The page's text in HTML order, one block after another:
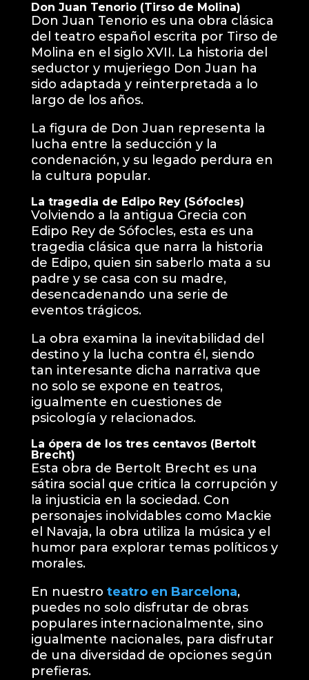
Don Juan Tenorio (Tirso de Molina)
Don Juan Tenorio es una obra clásica
del teatro español escrita por Tirso de
Molina en el siglo XVII. La historia del
seductor y mujeriego Don Juan ha
sido adaptada y reinterpretada a lo
largo de los años.
La figura de Don Juan representa la
lucha entre la seducción y la
condenación, y su legado perdura en
la cultura popular.
La tragedia de Edipo Rey (Sófocles)
Volviendo a la antigua Grecia con
Edipo Rey de Sófocles, esta es una
tragedia clásica que narra la historia
de Edipo, quien sin saberlo mata a su
padre y se casa con su madre,
desencadenando una serie de
eventos trágicos.
La obra examina la inevitabilidad del
destino y la lucha contra él, siendo
tan interesante dicha narrativa que
no solo se expone en teatros,
igualmente en cuestiones de
psicología y relacionados.
La ópera de los tres centavos (Bertolt
Brecht)
Esta obra de Bertolt Brecht es una
sátira social que critica la corrupción y
la injusticia en la sociedad. Con
personajes inolvidables como Mackie
el Navaja, la obra utiliza la música y el
humor para explorar temas políticos y
morales.
En nuestro teatro en Barcelona,
puedes no solo disfrutar de obras
populares internacionalmente, sino
igualmente nacionales, para disfrutar
de una diversidad de opciones según
prefieras.